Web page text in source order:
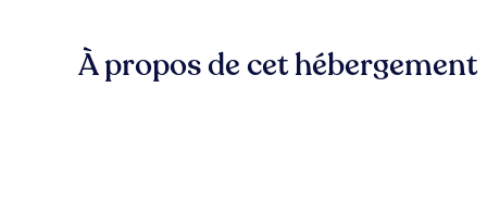
À propos de cet hébergement